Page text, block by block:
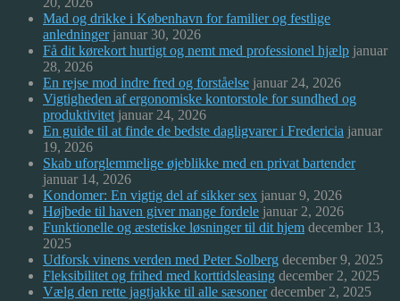
Mad og drikke i København for familier og festlige
anledninger januar 30, 2026
Få dit kørekort hurtigt og nemt med professionel hjælp januar
28, 2026
En rejse mod indre fred og forståelse januar 24, 2026
Vigtigheden af ergonomiske kontorstole for sundhed og
produktivitet januar 24, 2026
En guide til at finde de bedste dagligvarer i Fredericia januar
19, 2026
Skab uforglemmelige øjeblikke med en privat bartender
januar 14, 2026
Kondomer: En vigtig del af sikker sex januar 9, 2026
Højbede til haven giver mange fordele januar 2, 2026
Funktionelle og æstetiske løsninger til dit hjem december 13,
2025
Udforsk vinens verden med Peter Solberg december 9, 2025
Fleksibilitet og frihed med korttidsleasing december 2, 2025
Vælg den rette jagtjakke til alle sæsoner december 2, 2025